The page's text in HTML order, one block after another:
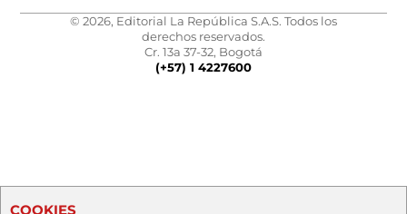
© 2026, Editorial La República S.A.S. Todos los
derechos reservados.
Cr. 13a 37-32, Bogotá
(+57) 1 4227600
COOKIES